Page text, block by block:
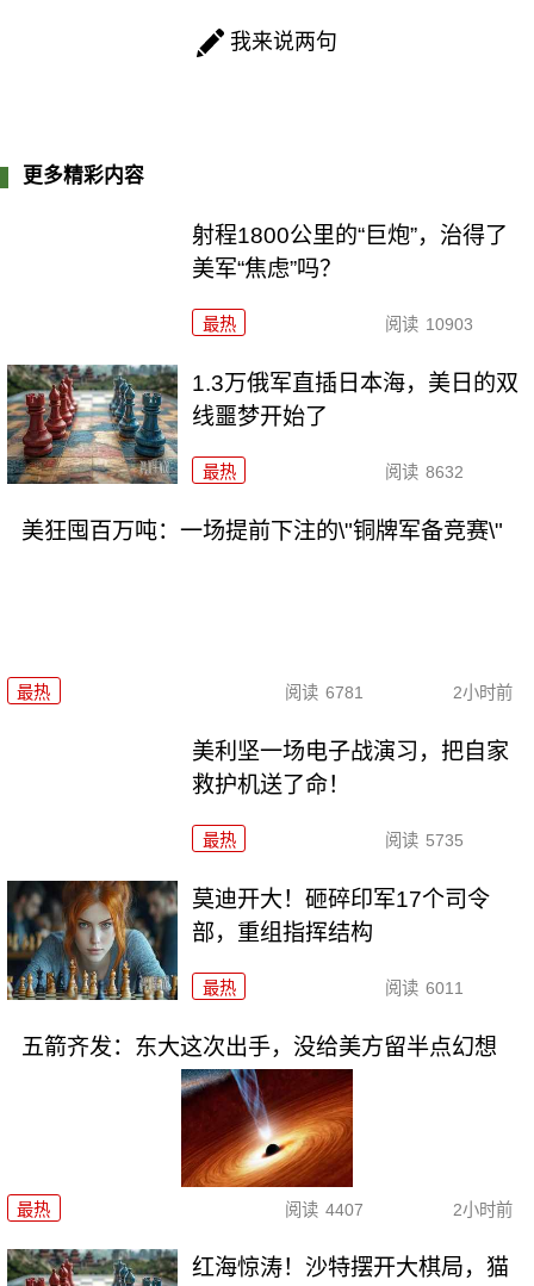
我来说两句
更多精彩内容
射程1800公里的“巨炮”，治得了
美军“焦虑”吗？
最热 阅读 10903
1.3万俄军直插日本海，美日的双
线噩梦开始了
最热 阅读 8632
美狂囤百万吨：一场提前下注的\"铜牌军备竞赛\"
最热 阅读 6781 2小时前
美利坚一场电子战演习，把自家
救护机送了命！
最热 阅读 5735
莫迪开大！砸碎印军17个司令
部，重组指挥结构
最热 阅读 6011
五箭齐发：东大这次出手，没给美方留半点幻想
最热 阅读 4407 2小时前
红海惊涛！沙特摆开大棋局，猫